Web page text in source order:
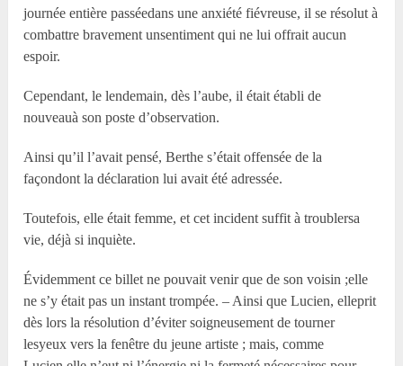
journée entière passéedans une anxiété fiévreuse, il se résolut à
combattre bravement unsentiment qui ne lui offrait aucun
espoir.
Cependant, le lendemain, dès l’aube, il était établi de
nouveauà son poste d’observation.
Ainsi qu’il l’avait pensé, Berthe s’était offensée de la
façondont la déclaration lui avait été adressée.
Toutefois, elle était femme, et cet incident suffit à troublersa
vie, déjà si inquiète.
Évidemment ce billet ne pouvait venir que de son voisin ;elle
ne s’y était pas un instant trompée. – Ainsi que Lucien, elleprit
dès lors la résolution d’éviter soigneusement de tourner
lesyeux vers la fenêtre du jeune artiste ; mais, comme